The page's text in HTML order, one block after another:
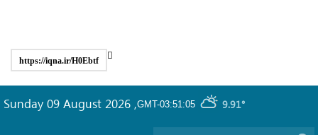
https://iqna.ir/H0Ebtf
GMT-03:51:05 9.91°
Sunday 09 August 2026 ,